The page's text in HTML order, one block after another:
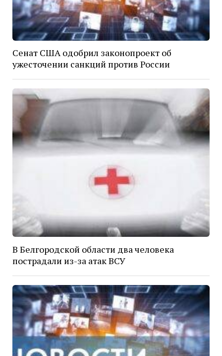
Сенат США одобрил законопроект об
ужесточении санкций против России
В Белгородской области два человека
пострадали из-за атак ВСУ